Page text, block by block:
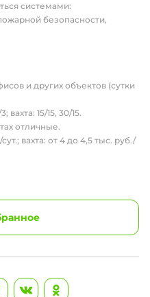
системами:
безопасности,
и других объектов (сутки
вахта: 15/15, 30/15.
отличные.
вахта: от 4 до 4,5 тыс. руб./